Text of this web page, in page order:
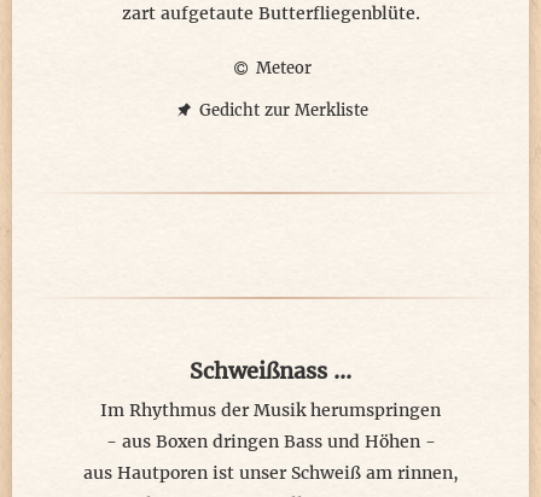
zart aufgetaute Butterfliegenblüte.
Meteor
Gedicht zur Merkliste
Schweißnass ...
Im Rhythmus der Musik herumspringen
- aus Boxen dringen Bass und Höhen -
aus Hautporen ist unser Schweiß am rinnen,